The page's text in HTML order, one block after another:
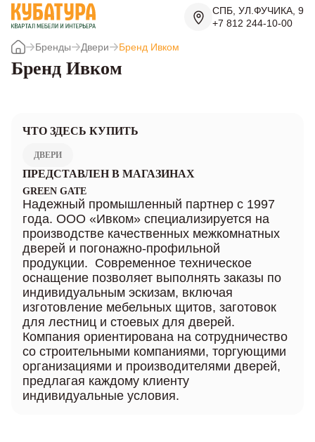
СПБ, УЛ.ФУЧИКА, 9
+7 812 244-10-00
Бренды Двери Бренд Ивком
Бренд Ивком
ЧТО ЗДЕСЬ КУПИТЬ
ДВЕРИ
ПРЕДСТАВЛЕН В МАГАЗИНАХ
GREEN GATE
Надежный промышленный партнер с 1997
года. ООО «Ивком» специализируется на
производстве качественных межкомнатных
дверей и погонажно-профильной
продукции. Современное техническое
оснащение позволяет выполнять заказы по
индивидуальным эскизам, включая
изготовление мебельных щитов, заготовок
для лестниц и стоевых для дверей.
Компания ориентирована на сотрудничество
со строительными компаниями, торгующими
организациями и производителями дверей,
предлагая каждому клиенту
индивидуальные условия.